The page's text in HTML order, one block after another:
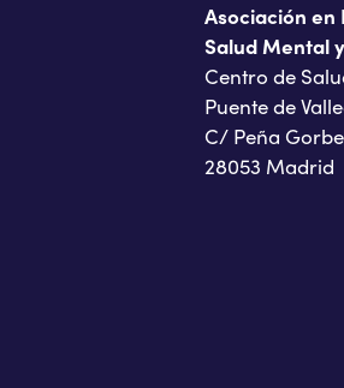
Asociación en
Salud Mental
Centro de
Puente de
C/ Peña
28053 Madrid